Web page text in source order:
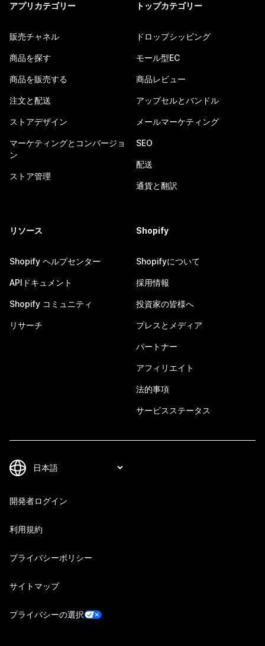
アプリカテゴリー
販売チャネル
商品を探す
商品を販売する
注文と配送
ストアデザイン
マーケティングとコンバージョ
ン
ストア管理
トップカテゴリー
ドロップシッピング
モール型EC
商品レビュー
アップセルとバンドル
メールマーケティング
SEO
配送
通貨と翻訳
リソース
Shopify ヘルプセンター
APIドキュメント
Shopify コミュニティ
リサーチ
Shopify
Shopifyについて
採用情報
投資家の皆様へ
プレスとメディア
パートナー
アフィリエイト
法的事項
サービスステータス
開発者ログイン
利用規約
プライバシーポリシー
サイトマップ
プライバシーの選択